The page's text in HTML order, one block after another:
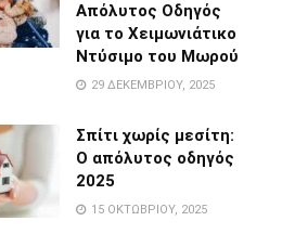
Απόλυτος Οδηγός
για το Χειμωνιάτικο
Ντύσιμο του Μωρού
29 ΔΕΚΕΜΒΡΊΟΥ, 2025
Σπίτι χωρίς μεσίτη:
Ο απόλυτος οδηγός
2025
15 ΟΚΤΩΒΡΊΟΥ, 2025